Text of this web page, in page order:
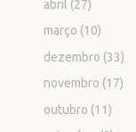
abril (27)
março (10)
dezembro (33)
novembro (17)
outubro (11)